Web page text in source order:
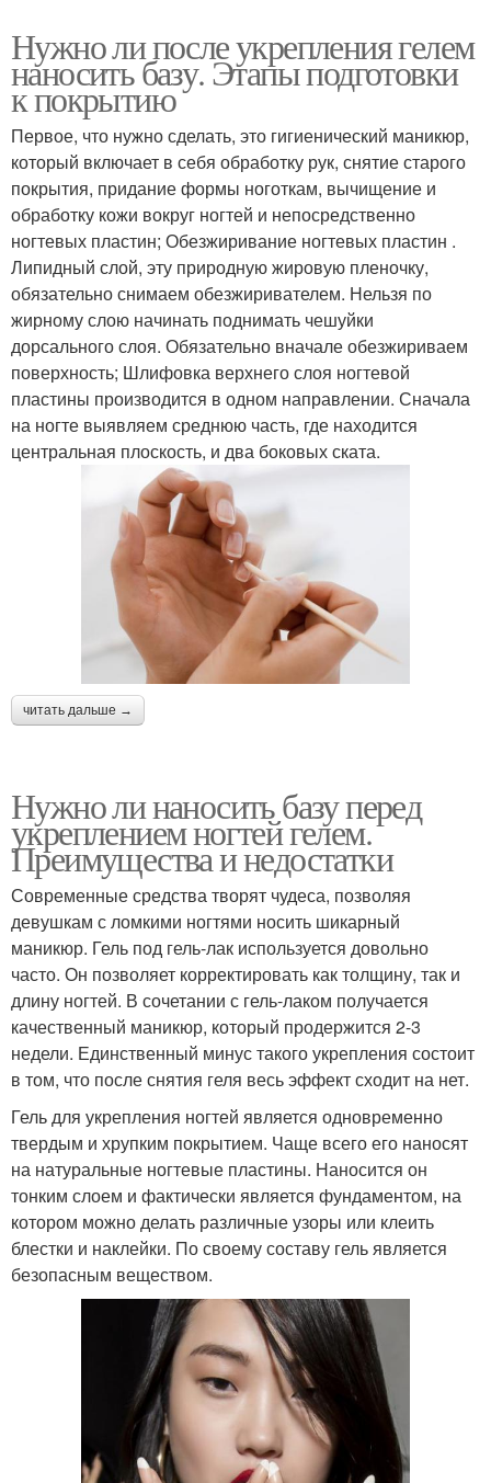
Нужно ли после укрепления гелем
наносить базу. Этапы подготовки
к покрытию
Первое, что нужно сделать, это гигиенический маникюр,
который включает в себя обработку рук, снятие старого
покрытия, придание формы ноготкам, вычищение и
обработку кожи вокруг ногтей и непосредственно
ногтевых пластин; Обезжиривание ногтевых пластин .
Липидный слой, эту природную жировую пленочку,
обязательно снимаем обезжиривателем. Нельзя по
жирному слою начинать поднимать чешуйки
дорсального слоя. Обязательно вначале обезжириваем
поверхность; Шлифовка верхнего слоя ногтевой
пластины производится в одном направлении. Сначала
на ногте выявляем среднюю часть, где находится
центральная плоскость, и два боковых ската.
читать дальше →
Нужно ли наносить базу перед
укреплением ногтей гелем.
Преимущества и недостатки
Современные средства творят чудеса, позволяя
девушкам с ломкими ногтями носить шикарный
маникюр. Гель под гель-лак используется довольно
часто. Он позволяет корректировать как толщину, так и
длину ногтей. В сочетании с гель-лаком получается
качественный маникюр, который продержится 2-3
недели. Единственный минус такого укрепления состоит
в том, что после снятия геля весь эффект сходит на нет.
Гель для укрепления ногтей является одновременно
твердым и хрупким покрытием. Чаще всего его наносят
на натуральные ногтевые пластины. Наносится он
тонким слоем и фактически является фундаментом, на
котором можно делать различные узоры или клеить
блестки и наклейки. По своему составу гель является
безопасным веществом.